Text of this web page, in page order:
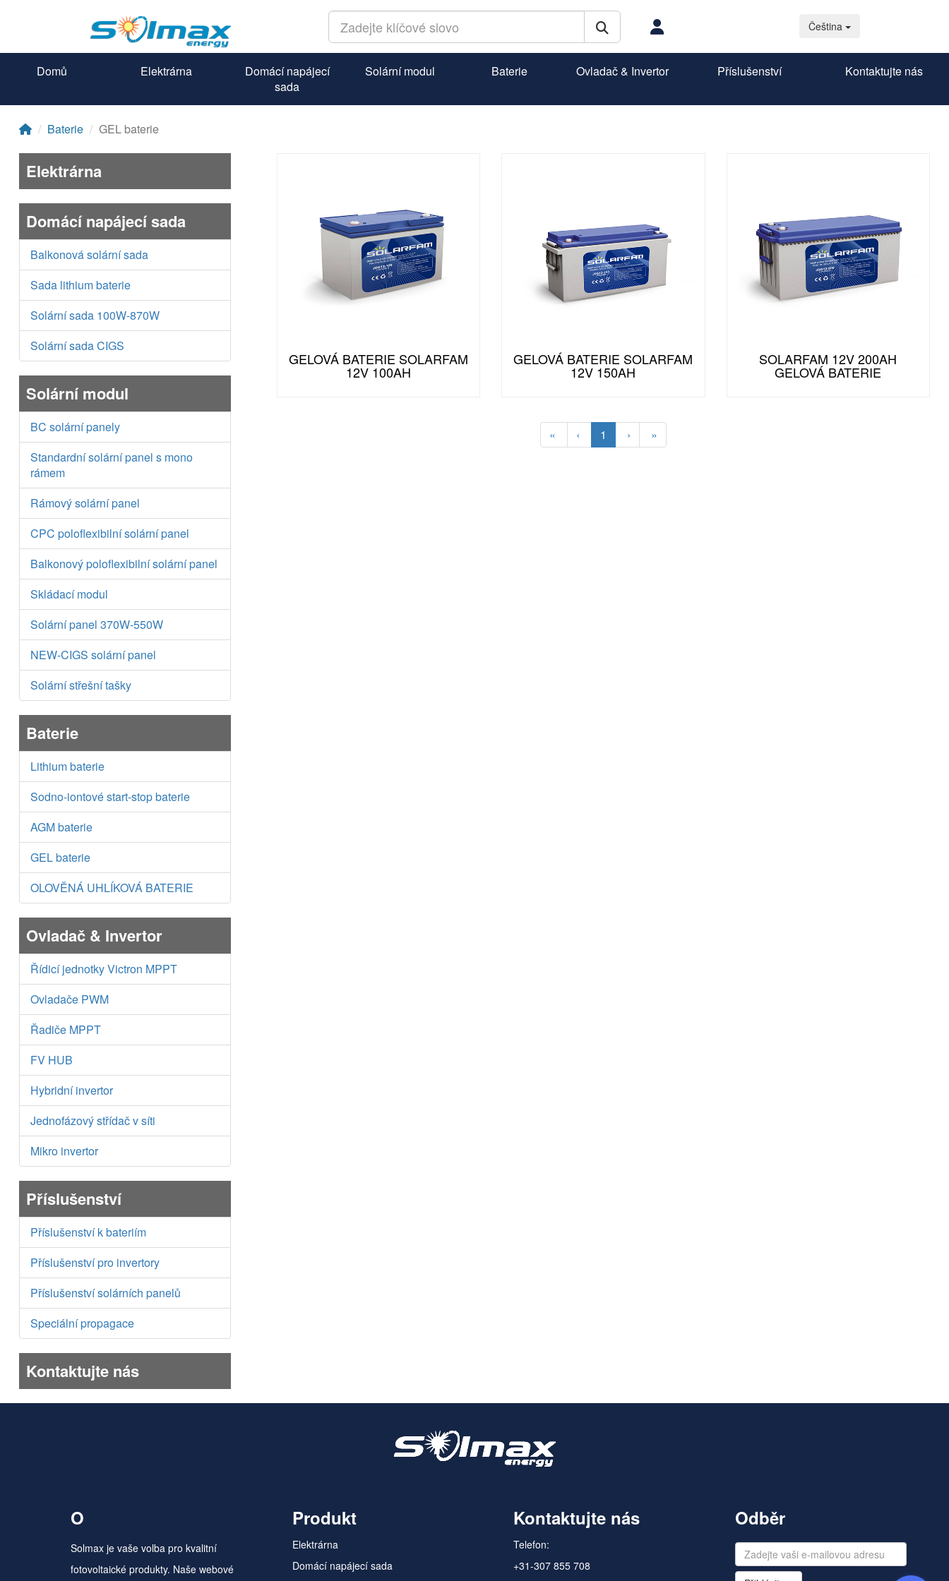
Čeština
Domů Elektrárna
Domácí napájecí
sada
Solární modul Baterie Ovladač & Invertor Příslušenství Kontaktujte nás
Baterie GEL baterie
Elektrárna
Domácí napájecí sada
Balkonová solární sada
Sada lithium baterie
Solární sada 100W-870W
Solární sada CIGS
Solární modul
BC solární panely
Standardní solární panel s mono
rámem
Rámový solární panel
CPC poloflexibilní solární panel
Balkonový poloflexibilní solární panel
Skládací modul
Solární panel 370W-550W
NEW-CIGS solární panel
Solární střešní tašky
Baterie
Lithium baterie
Sodno-iontové start-stop baterie
AGM baterie
GEL baterie
OLOVĚNÁ UHLÍKOVÁ BATERIE
Ovladač & Invertor
Řídicí jednotky Victron MPPT
Ovladače PWM
Řadiče MPPT
FV HUB
Hybridní invertor
Jednofázový střídač v síti
Mikro invertor
Příslušenství
Příslušenství k bateriím
Příslušenství pro invertory
Příslušenství solárních panelů
Speciální propagace
Kontaktujte nás
GELOVÁ BATERIE SOLARFAM
12V 100AH
GELOVÁ BATERIE SOLARFAM
12V 150AH
SOLARFAM 12V 200AH
GELOVÁ BATERIE
« ‹ 1 › »
O
Solmax je vaše volba pro kvalitní
fotovoltaické produkty. Naše webové
Produkt
Elektrárna
Domácí napájecí sada
Kontaktujte nás
Telefon:
+31-307 855 708
Odběr